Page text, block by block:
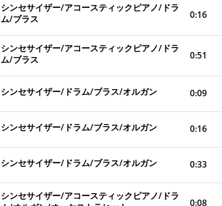
シンセサイザー/アコースティックピアノ/ドラ
ム/ブラス
0:16
シンセサイザー/アコースティックピアノ/ドラ
ム/ブラス
0:51
シンセサイザー/ドラム/ブラス/オルガン 0:09
シンセサイザー/ドラム/ブラス/オルガン 0:16
シンセサイザー/ドラム/ブラス/オルガン 0:33
シンセサイザー/アコースティックピアノ/ドラ
0:08